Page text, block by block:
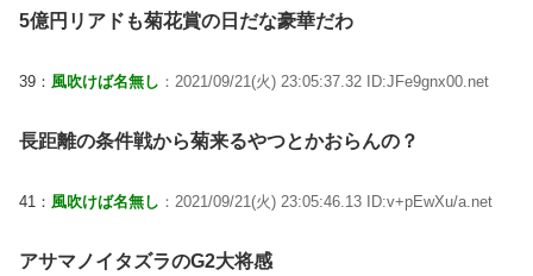
5億円リアドも菊花賞の日だな豪華だわ
39： 風吹けば名無し ：2021/09/21(火) 23:05:37.32 ID:JFe9gnx00.net
長距離の条件戦から菊来るやつとかおらんの？
41： 風吹けば名無し ：2021/09/21(火) 23:05:46.13 ID:v+pEwXu/a.net
アサマノイタズラのG2大将感